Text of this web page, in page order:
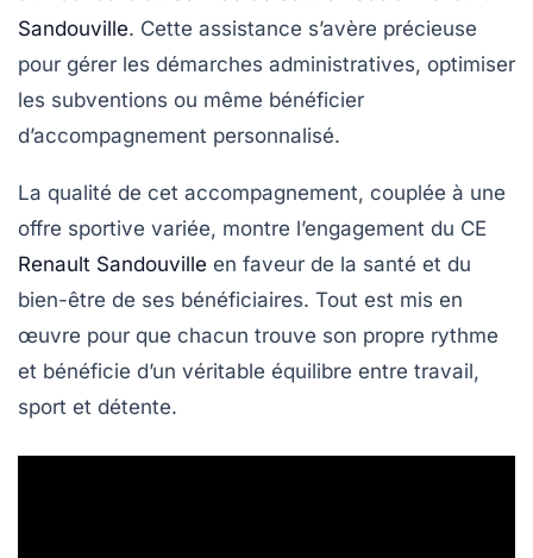
Sandouville. Cette assistance s’avère précieuse
pour gérer les démarches administratives, optimiser
les subventions ou même bénéficier
d’accompagnement personnalisé.
La qualité de cet accompagnement, couplée à une
offre sportive variée, montre l’engagement du CE
Renault Sandouville en faveur de la santé et du
bien-être de ses bénéficiaires. Tout est mis en
œuvre pour que chacun trouve son propre rythme
et bénéficie d’un véritable équilibre entre travail,
sport et détente.